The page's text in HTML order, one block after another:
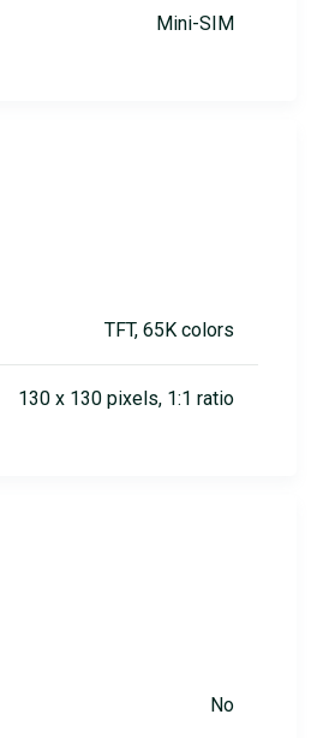
Mini-SIM
TFT, 65K colors
130 x 130 pixels, 1:1 ratio
No